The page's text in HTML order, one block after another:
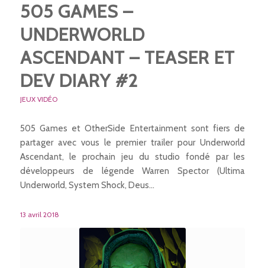
505 GAMES –
UNDERWORLD
ASCENDANT – TEASER ET
DEV DIARY #2
JEUX VIDÉO
505 Games et OtherSide Entertainment sont fiers de
partager avec vous le premier trailer pour Underworld
Ascendant, le prochain jeu du studio fondé par les
développeurs de légende Warren Spector (Ultima
Underworld, System Shock, Deus…
13 avril 2018